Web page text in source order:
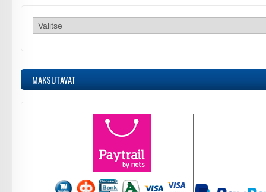
MAKSUTAVAT